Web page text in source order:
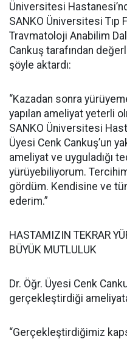
Üniversitesi
SANKO Üniversitesi Tıp
Travmatoloji Anabilim
Cankuş tarafından
şöyle aktardı:
“Kazadan sonra
yapılan ameliyat yeterli
SANKO Üniversitesi
Üyesi Cenk Cankuş’un
ameliyat ve uyguladığı
yürüyebiliyorum.
gördüm. Kendisine ve
ederim.”
HASTAMIZIN TEKRAR
BÜYÜK MUTLULUK
Dr. Öğr. Üyesi Cenk
gerçekleştirdiği
“Gerçekleştirdiğimiz